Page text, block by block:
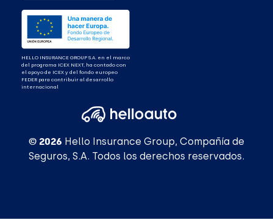
HELLO INSURANCE GROUP S.A. en el marco
del programa ICEX NEXT, ha contado con
el apoyo de ICEX y del fondo europeo
FEDER para contribuir al desarrollo
internacional
© 2026 Hello Insurance Group, Compañía de
Seguros, S.A. Todos los derechos reservados.